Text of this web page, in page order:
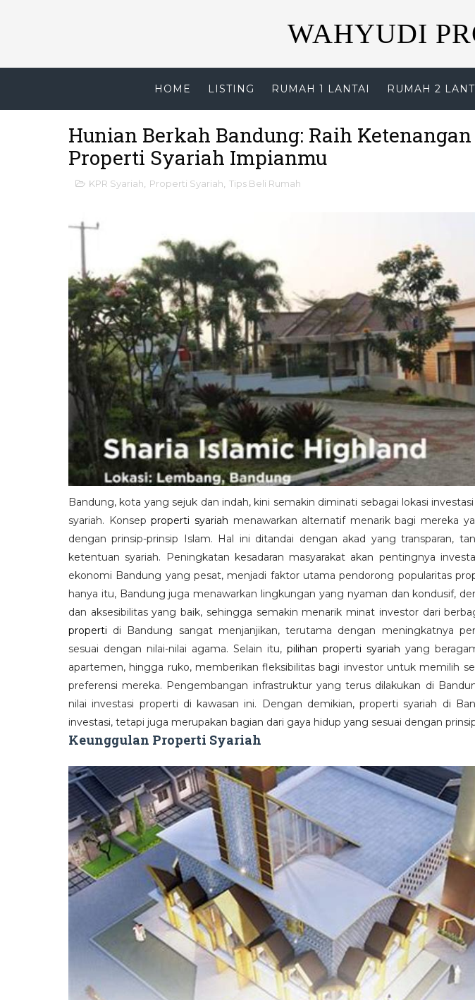
WAHYUDI
HOME LISTING RUMAH 1 LANTAI RUMAH 2
Hunian Berkah Bandung: Raih
Properti Syariah Impianmu
KPR Syariah Properti Syariah Tips Beli Rumah
Bandung, kota yang sejuk dan indah, kini semakin diminati sebagai lokasi
syariah. Konsepproperti syariah menawarkan alternatif menarik bagi mereka
dengan prinsip-prinsip Islam. Hal ini ditandai dengan akad yang transparan,
ketentuan syariah. Peningkatan kesadaran masyarakat akan pentingnya
ekonomi Bandung yang pesat, menjadi faktor utama pendorong popularitas
hanya itu, Bandung juga menawarkan lingkungan yang nyaman dan kondusif,
dan aksesibilitas yang baik, sehingga semakin menarik minat investor dari
properti di Bandung sangat menjanjikan, terutama dengan meningkatnya
sesuai dengan nilai-nilai agama. Selain itu,pilihan properti syariah yang
apartemen, hingga ruko, memberikan fleksibilitas bagi investor untuk memilih
preferensi mereka. Pengembangan infrastruktur yang terus dilakukan di
nilai investasi properti di kawasan ini. Dengan demikian, properti syariah di
investasi, tetapi juga merupakan bagian dari gaya hidup yang sesuai dengan
Keunggulan Properti Syariah